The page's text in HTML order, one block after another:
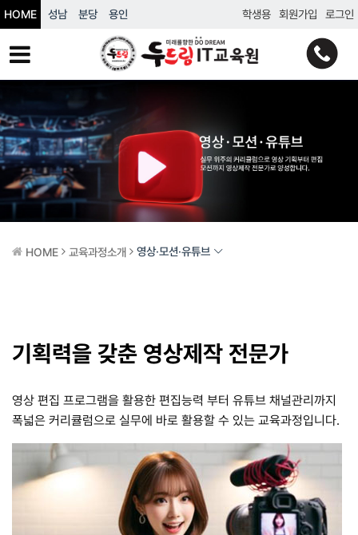
HOME 성남 분당 용인 학생용 회원가입 로그인
HOME 교육과정소개 영상·모션·유튜브
기획력을 갖춘 영상제작 전문가
영상 편집 프로그램을 활용한 편집능력 부터 유튜브 채널관리까지
폭넓은 커리큘럼으로 실무에 바로 활용할 수 있는 교육과정입니다.